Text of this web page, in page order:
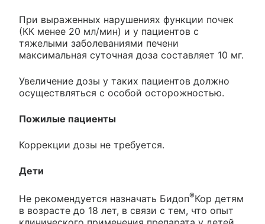
При выраженных нарушениях функции почек
(КК менее 20 мл/мин) и у пациентов с
тяжелыми заболеваниями печени
максимальная суточная доза составляет 10 мг.
Увеличение дозы у таких пациентов должно
осуществляться с особой осторожностью.
Пожилые пациенты
Коррекции дозы не требуется.
Дети
Не рекомендуется назначать Бидоп®Кор детям
в возрасте до 18 лет, в связи с тем, что опыт